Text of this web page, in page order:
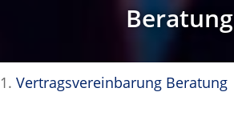
Beratung
Vertragsvereinbarung Beratung